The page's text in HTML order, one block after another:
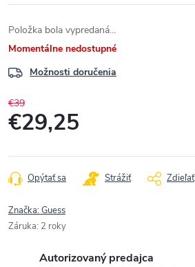
Položka bola vypredaná…
Momentálne nedostupné
Možnosti doručenia
€39
€29,25
cena:
Opýtať sa Strážiť Zdieľať
Značka:Guess
Záruka: 2 roky
Autorizovaný predajca